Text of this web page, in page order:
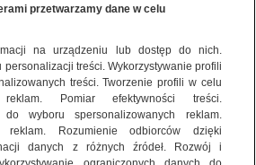
przetwarzamy dane w celu
na urządzeniu lub dostęp do nich.
personalizacji treści. Wykorzystywanie profili
treści. Tworzenie profili w celu
reklam. Pomiar efektywności treści.
do wyboru spersonalizowanych reklam.
reklam. Rozumienie odbiorców dzięki
danych z różnych źródeł. Rozwój i